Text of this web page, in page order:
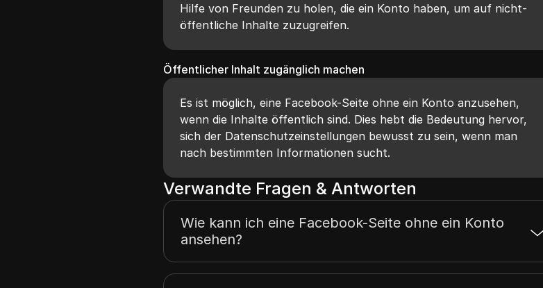
Hilfe von Freunden zu holen, die ein Konto haben, um auf nicht-
öffentliche Inhalte zuzugreifen.
Öffentlicher Inhalt zugänglich machen
Es ist möglich, eine Facebook-Seite ohne ein Konto anzusehen,
wenn die Inhalte öffentlich sind. Dies hebt die Bedeutung hervor,
sich der Datenschutzeinstellungen bewusst zu sein, wenn man
nach bestimmten Informationen sucht.
Verwandte Fragen & Antworten
Wie kann ich eine Facebook-Seite ohne ein Konto
ansehen?